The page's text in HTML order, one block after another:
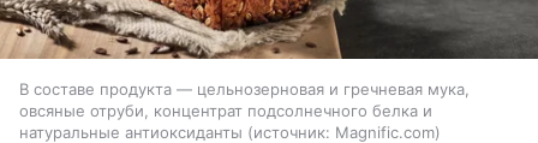
В составе продукта — цельнозерновая и гречневая мука,
овсяные отруби, концентрат подсолнечного белка и
натуральные антиоксиданты
источник: Magnific.com